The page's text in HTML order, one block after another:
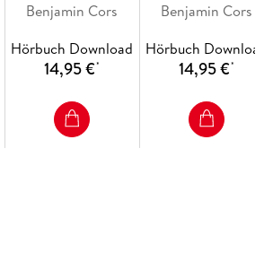
Benjamin Cors
Hörbuch Download
14,95 €*
Benjamin Cors
Hörbuch
14,95 €*